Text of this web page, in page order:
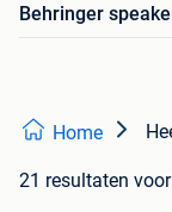
Behringer
Home
21 resultaten